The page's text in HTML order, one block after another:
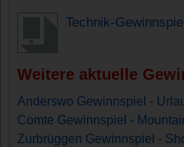
Technik-
Weitere aktuelle
Anderswo Gewinnspiel -
Comte Gewinnspiel -
Zurbrüggen Gewinnspiel -